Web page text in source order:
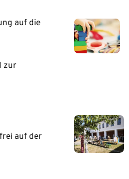
auf die
zur
auf der